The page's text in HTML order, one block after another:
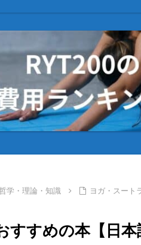
学・理論・知識
ヨガ・スート
すめの本【日本